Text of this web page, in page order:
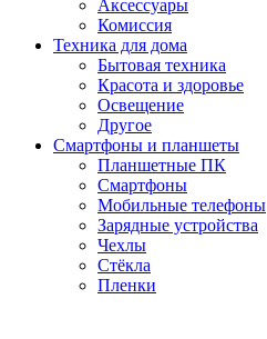
Аксессуары
Комиссия
Техника для дома
Бытовая техника
Красота и здоровье
Освещение
Другое
Смартфоны и планшеты
Планшетные ПК
Смартфоны
Мобильные телефоны
Зарядные устройства
Чехлы
Стёкла
Пленки